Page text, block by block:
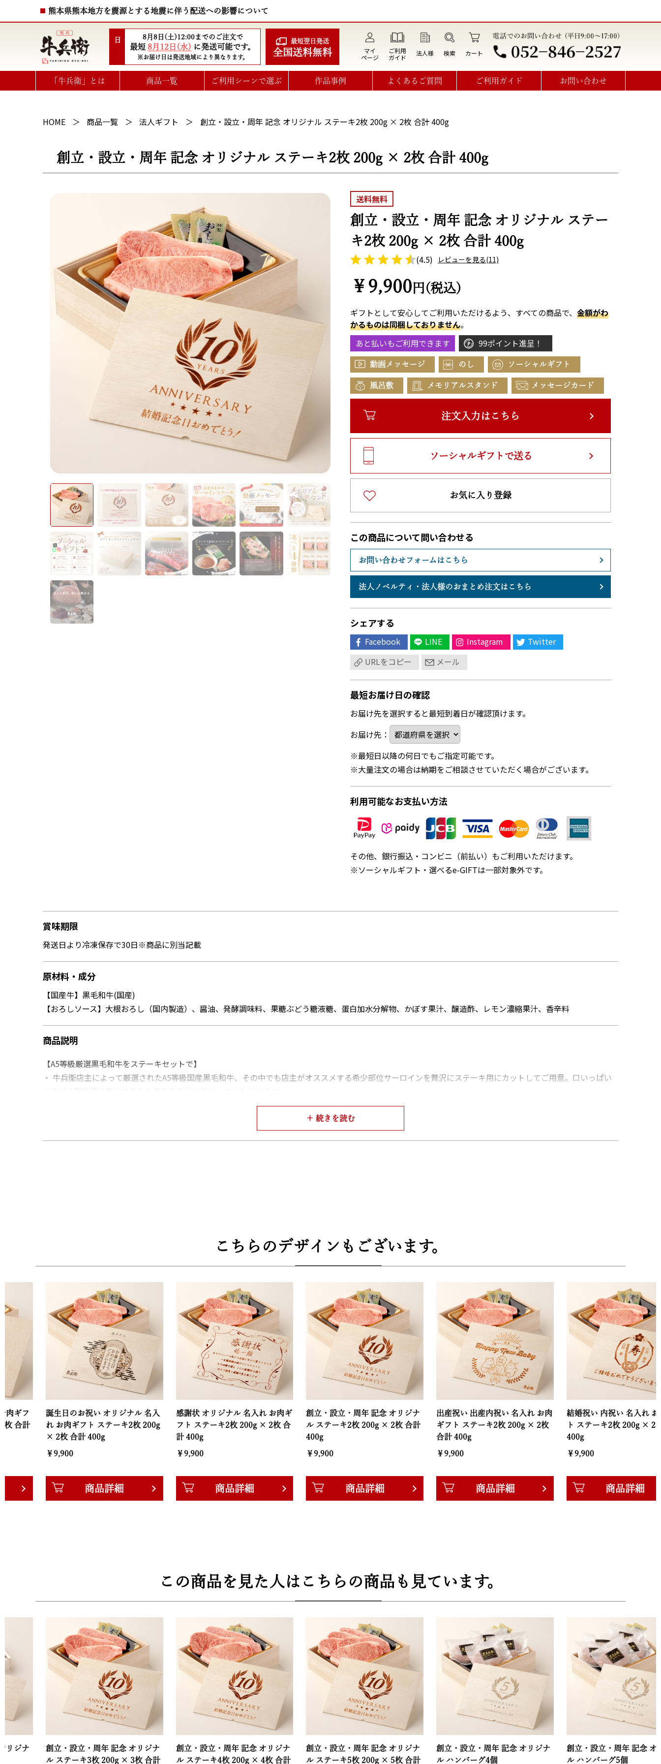
熊本県熊本地方を震源とする地震に伴う配送への影響について
配送日 8月8日(土)12:00までのご注文で
最短 8月12日(水) に発送可能です。
※お届け日は発送地域により異なります。
最短翌日発送
全国送料無料
マイ
ページ
ご利用
ガイド
法人様 検索 カート
「牛兵衛」とは 商品一覧 ご利用シーンで選ぶ 作品事例 よくあるご質問 ご利用ガイド お問い合わせ
HOME 商品一覧 法人ギフト 創立・設立・周年 記念 オリジナル ステーキ2枚 200g × 2枚 合計 400g
創立・設立・周年 記念 オリジナル ステーキ2枚 200g × 2枚 合計 400g
送料無料
創立・設立・周年 記念 オリジナル ステー
キ2枚 200g × 2枚 合計 400g
(4.5) レビューを見る(11)
￥9,900 円(税込)
ギフトとして安心してご利用いただけるよう、すべての商品で、 金額がわ
かるものは同梱しておりません。
あと払いもご利用できます
99ポイント進呈！
動画メッセージ のし ソーシャルギフト
風呂敷 メモリアルスタンド メッセージカード
注文入力はこちら
ソーシャルギフトで送る
お気に入り登録
この商品について問い合わせる
お問い合わせフォームはこちら
法人ノベルティ・ 法人様のおまとめ注文はこちら
シェアする
Facebook LINE Instagram
Twitter
URLをコピー
メール
最短お届け日の確認
お届け先を選択すると最短到着日が確認頂けます。
お届け先：
※最短日以降の何日でもご指定可能です。
※大量注文の場合は納期をご相談させていただく場合がございます。
利用可能なお支払い方法
その他、銀行振込・コンビニ（前払い）もご利用いただけます。
※ソーシャルギフト・選べるe-GIFTは一部対象外です。
賞味期限
発送日より冷凍保存で30日※商品に別当記載
原材料・成分
【国産牛】黒毛和牛(国産)
【おろしソース】大根おろし（国内製造）、醤油、発酵調味料、果糖ぶどう糖液糖、蛋白加水分解物、かぼす果汁、醸造酢、レモン濃縮果汁、香辛料
商品説明
【A5等級厳選黒毛和牛をステーキセットで】
・ 牛兵衛店主によって厳選されたA5等級国産黒毛和牛、その中でも店主がオススメする希少部位サーロインを贅沢にステーキ用にカットしてご用意。口いっぱい
・付属には、牛兵衛オススメのさっぱりおろしソースや、肉に合う店主お薦めのアンデス岩塩をご用意しました。削り金もセットになっているので、削りたての風
■配送：クール冷凍便
■セット内容：黒毛和牛ステーキ2枚、おろしソース、岩塩、岩塩おろし金
【木箱サイズ】幅30.3cm × 奥行22.2cm × 高さ8.3cm
こちらのデザインもございます。
誕生日のお祝い オリジナル 名入
れ お肉ギフト ステーキ2枚 200g
× 2枚 合計 400g
商品詳細
感謝状 オリジナル 名入れ お肉ギ
フト ステーキ2枚 200g × 2枚 合
商品詳細
創立・設立・周年 記念 オリジナ
ル ステーキ2枚 200g × 2枚 合計
商品詳細
出産祝い 出産内祝い 名入れ お肉
ギフト ステーキ2枚 200g × 2枚
合計 400g
商品詳細
結婚祝い 内祝い 名入れ お肉ギフ
ト ステーキ2枚 200g × 2枚 合計
商品詳細
この商品を見た人はこちらの商品も見ています。
創立・設立・周年 記念 オリジナ
ル ステーキ3枚 200g × 3枚 合計
創立・設立・周年 記念 オリジナ
ル ステーキ4枚 200g × 4枚 合計
創立・設立・周年 記念 オリジナ
ル ステーキ5枚 200g × 5枚 合計
創立・設立・周年 記念 オリジナ
ル ハンバーグ4個
創立・設立・周年 記念 オリジナ
ル ハンバーグ5個